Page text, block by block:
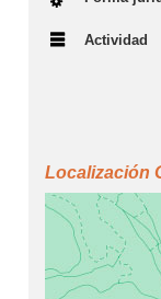
Actividad
Localización